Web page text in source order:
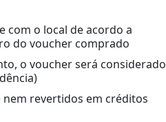
com o local de acordo a
do voucher comprado
o voucher será considerado
revertidos em créditos